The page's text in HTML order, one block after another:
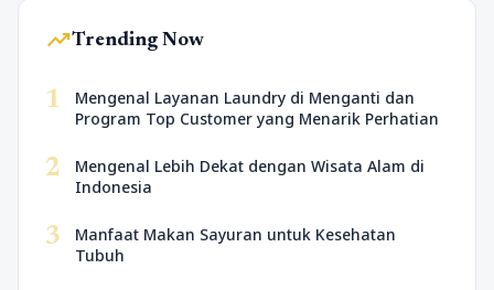
trending_upTrending Now
1
Mengenal Layanan Laundry di Menganti dan
Program Top Customer yang Menarik Perhatian
2
Mengenal Lebih Dekat dengan Wisata Alam di
Indonesia
3
Manfaat Makan Sayuran untuk Kesehatan
Tubuh